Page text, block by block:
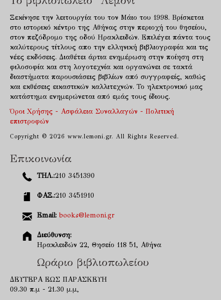
Ξεκίνησε την λειτουργία του τον Μάιο του 1998. Βρίσκεται
στο ιστορικό κέντρο της Αθήνας στην περιοχή του θησείου,
στον πεζόδρομο της οδού Ηρακλειδών. Επιλέγει πάντα τους
καλύτερους τίτλους απο την ελληνική βιβλιογραφία και τις
νέες εκδόσεις. Διαθέτει άρτια ενημέρωση στην ποίηση στη
φιλοσοφία και στη λογοτεχνία και οργανώνει σε τακτά
διαστήματα παρουσιάσεις βιβλίων από συγγραφείς, καθώς
και εκθέσεις εικαστικών καλλιτεχνών. Το ηλεκτρονικό μας
κατάστημα ενημερώνεται από εμάς τους ίδιους.
Όροι Χρήσης - Ασφάλεια Συναλλαγών - Πολιτική
επιστροφών
Copyright © 2026 www.lemoni.gr. All Rights Reserved.
Επικοινωνία
ΤΗΛ.:210 3451390
ΦΑΞ.:210 3451910
Email: books@lemoni.gr
Διεύθυνση:
Ηρακλειδών 22, Θησείο 118 51, Αθήνα
Ωράριο βιβλιοπωλείου
ΔΕΥΤΕΡΑ ΕΩΣ ΠΑΡΑΣΚΕΥΗ
09.30 π.μ - 21.30 μ.μ,